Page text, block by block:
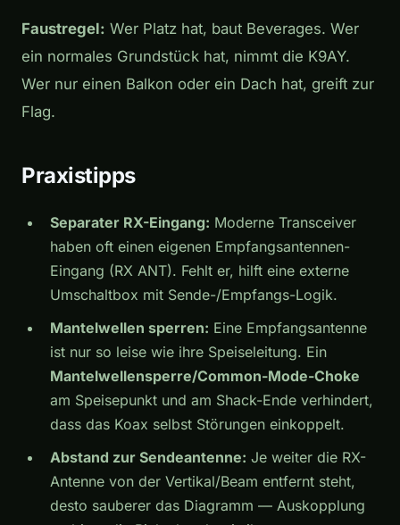
Faustregel: Wer Platz hat, baut Beverages. Wer
ein normales Grundstück hat, nimmt die K9AY.
Wer nur einen Balkon oder ein Dach hat, greift zur
Flag.
Praxistipps
Separater RX-Eingang: Moderne Transceiver
haben oft einen eigenen Empfangsantennen-
Eingang (RX ANT). Fehlt er, hilft eine externe
Umschaltbox mit Sende-/Empfangs-Logik.
Mantelwellen sperren: Eine Empfangsantenne
ist nur so leise wie ihre Speiseleitung. Ein
Mantelwellensperre/Common-Mode-Choke
am Speisepunkt und am Shack-Ende verhindert,
dass das Koax selbst Störungen einkoppelt.
Abstand zur Sendeantenne: Je weiter die RX-
Antenne von der Vertikal/Beam entfernt steht,
desto sauberer das Diagramm — Auskopplung